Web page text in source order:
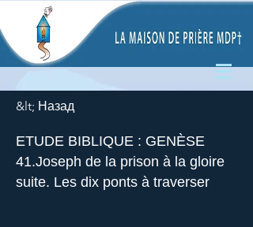
&lt; Назад
ETUDE BIBLIQUE : GENÈSE
41.Joseph de la prison à la gloire
suite. Les dix ponts à traverser